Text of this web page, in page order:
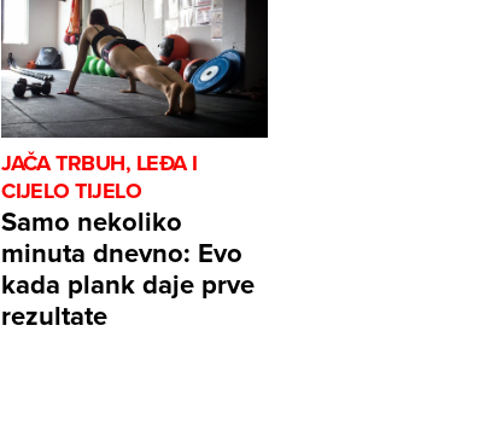
JAČA TRBUH, LEĐA I
CIJELO TIJELO
Samo nekoliko
minuta dnevno: Evo
kada plank daje prve
rezultate